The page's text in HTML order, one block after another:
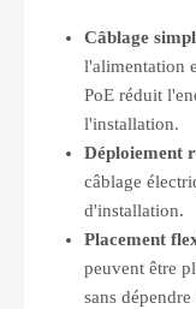
Câblage
l'alimentation
PoE réduit
l'installation.
Déploiement
câblage
d'installation.
Placement
peuvent être
sans